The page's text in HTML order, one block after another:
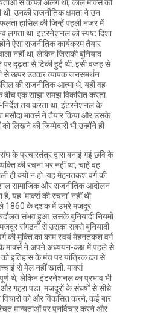
से काफी अलग था, कार्ल मार्क्स की
उनकी राजनीतिक क्षमता ने उन
हासिल की जिन्हें पहली नजर में
था. इंटरनेशनल को स्पष्ट दिशा
ऐसा राजनीतिक कार्यक्रम तैयार
नहीं था, लेकिन जिसकी बुनियाद
पर दृढ़ता से टिकी हुई थी. इसी वजह से
से ऊपर उठकर व्यापक जनसमर्थन
की राजनीतिक आत्मा थे. यही वह
बीच एक साझा समझ विकसित करता
तय करता था. इंटरनेशनल के
मार्क्स ने तैयार किया और उसके
लिखने की जिम्मेदारी भी उन्होंने ही
के प्रचारतंत्र द्वारा बनाई गई छवि के
की रचना भर नहीं था, चाहे वह
ही क्यों न हो. यह मेहनतकश वर्ग की
सामाजिक और राजनीतिक आंदोलन
यह ‘मार्क्स की रचना’ नहीं थी.
1860 के दशक में उभरे मजदूर
संभव हुआ. उसके बुनियादी नियमों
संगठनों से उसका सबसे बुनियादी
की मुक्ति का काम स्वयं मेहनतकश वर्ग
कि मार्क्स ने अपने अध्ययन-कक्ष में पहले से
को इतिहास के मंच पर यांत्रिक ढंग से
से मेल नहीं खाती. मार्क्स
थे, लेकिन इंटरनेशनल का प्रभाव भी
और गहरा पड़ा. मजदूरों के संघर्षों से सीधे
को और विकसित करने, कई बार
मान्यताओं पर पुनर्विचार करने और